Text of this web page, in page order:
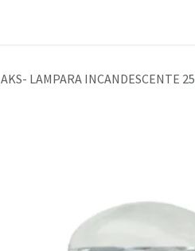
AKS- LAMPARA INCANDESCENTE